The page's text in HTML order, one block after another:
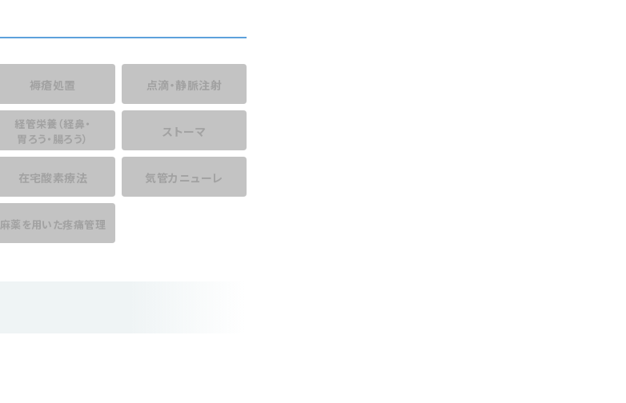
褥瘡処置 点滴・静脈注射
経管栄養 （経鼻・
胃ろう・腸ろう）
ストーマ
在宅酸素療法 気管カニューレ
麻薬を用いた疼痛管理